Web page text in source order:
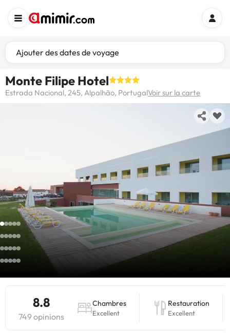
Ajouter des dates de voyage
Monte Filipe Hotel
Estrada Nacional, 245, Alpalhão, PortugalVoir sur la carte
8.8
749 opinions
Chambres
Excellent
Restauration
Excellent